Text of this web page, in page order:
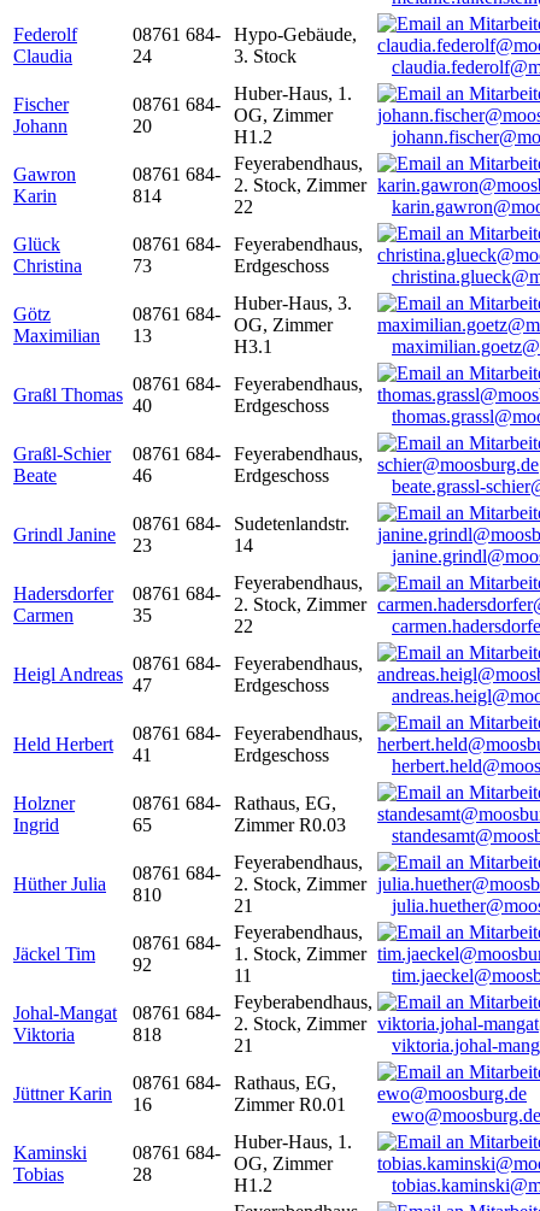
Federolf
Claudia
08761 684-
24
Hypo-Gebäude,
3. Stock
Fischer
Johann
08761 684-
20
Huber-Haus, 1.
OG, Zimmer
H1.2
Gawron
Karin
08761 684-
814
Feyerabendhaus,
2. Stock, Zimmer
22
Glück
Christina
08761 684-
73
Feyerabendhaus,
Erdgeschoss
Götz
Maximilian
08761 684-
13
Huber-Haus, 3.
OG, Zimmer
H3.1
Graßl Thomas
08761 684-
40
Feyerabendhaus,
Erdgeschoss
Graßl-Schier
Beate
08761 684-
46
Feyerabendhaus,
Erdgeschoss
beate.grassl-
Grindl Janine
08761 684-
23
Sudetenlandstr.
14
Hadersdorfer
Carmen
08761 684-
35
Feyerabendhaus,
2. Stock, Zimmer
22
Heigl Andreas
08761 684-
47
Feyerabendhaus,
Erdgeschoss
Held Herbert
08761 684-
41
Feyerabendhaus,
Erdgeschoss
Holzner
Ingrid
08761 684-
65
Rathaus, EG,
Zimmer R0.03
Hüther Julia
08761 684-
810
Feyerabendhaus,
2. Stock, Zimmer
21
Jäckel Tim
08761 684-
92
Feyerabendhaus,
1. Stock, Zimmer
11
Johal-Mangat
Viktoria
08761 684-
818
Feyberabendhaus,
2. Stock, Zimmer
21
viktoria.johal-
Jüttner Karin
08761 684-
16
Rathaus, EG,
Zimmer R0.01
ewo@moosburg.de
Kaminski
Tobias
08761 684-
28
Huber-Haus, 1.
OG, Zimmer
H1.2